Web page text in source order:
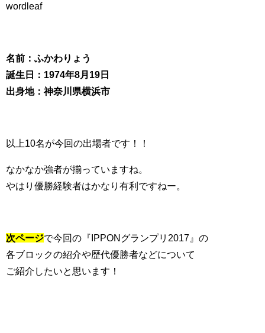
wordleaf
名前：ふかわりょう
誕生日：1974年8月19日
出身地：神奈川県横浜市
以上10名が今回の出場者です！！
なかなか強者が揃っていますね。
やはり優勝経験者はかなり有利ですねー。
次ページで今回の『IPPONグランプリ2017』の
各ブロックの紹介や歴代優勝者などについて
ご紹介したいと思います！